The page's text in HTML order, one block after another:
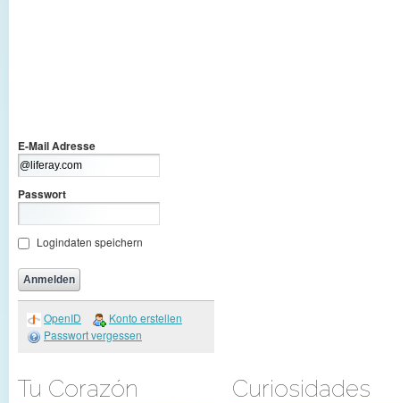
E-Mail Adresse
Passwort
Logindaten speichern
OpenID
Konto erstellen
Passwort vergessen
Tu Corazón Curiosidades